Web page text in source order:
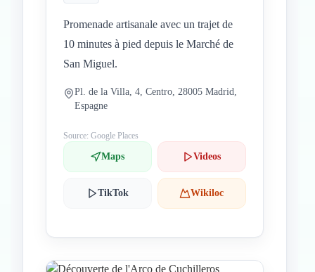
Promenade artisanale avec un trajet de
10 minutes à pied depuis le Marché de
San Miguel.
Pl. de la Villa, 4, Centro, 28005 Madrid,
Espagne
Source: Google Places
Maps Videos
TikTok Wikiloc